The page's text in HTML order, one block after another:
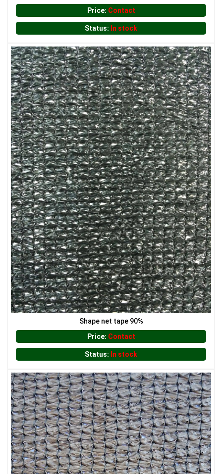
LƯỚI CHẮN NẮNG
Price: Contact
Status: In stock
Shape net tape 90%
Price: Contact
Status: In stock